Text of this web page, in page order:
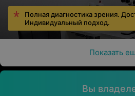
Полная диагностика зрения.
Индивидуальный подход.
Показать
Вы